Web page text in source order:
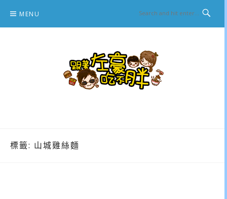
content
MENU
標籤: 山城雞絲麵